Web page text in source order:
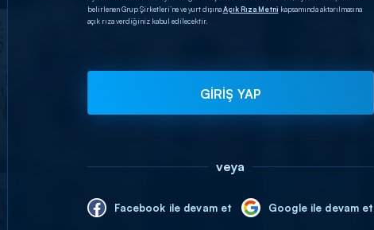
belirlenen Grup Şirketleri’ne ve yurt dışınaAçık Rıza Metni kapsamında aktarılmasına
açık rıza verdiğiniz kabul edilecektir.
GİRİŞ YAP
veya
Facebook ile devam et Google ile devam et